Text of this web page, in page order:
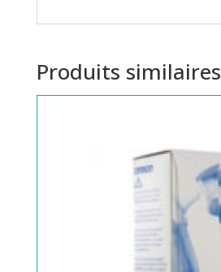
Produits similaires